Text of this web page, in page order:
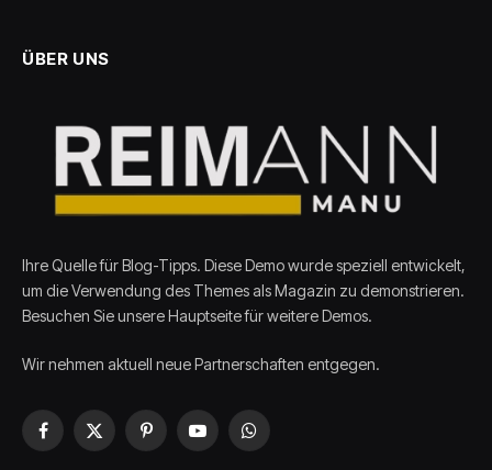
ÜBER UNS
Ihre Quelle für Blog-Tipps. Diese Demo wurde speziell entwickelt,
um die Verwendung des Themes als Magazin zu demonstrieren.
Besuchen Sie unsere Hauptseite für weitere Demos.
Wir nehmen aktuell neue Partnerschaften entgegen.
Facebook
X
PinterestYouTubeWhatsApp